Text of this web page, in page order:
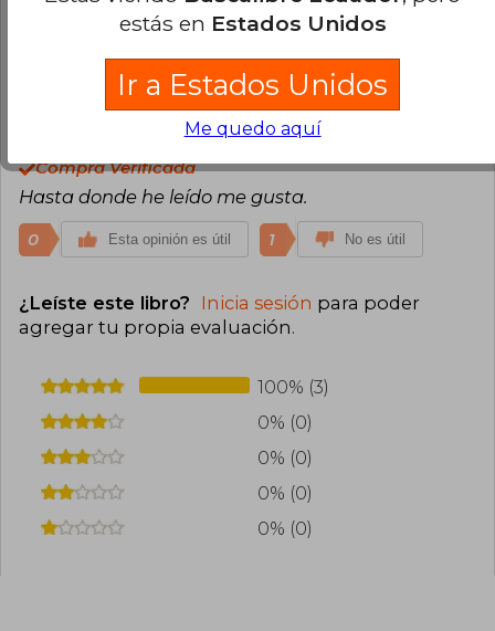
condition too. Very happy with the purchase
Esta opinión es útil 0 No es útil
Lunes 29 de Noviembre,
Compra Verificada
Hasta donde he leído me gusta.
0 Esta opinión es útil 1 No es útil
¿Leíste este libro? Inicia sesión para poder
agregar tu propia evaluación.
100% (3)
0% (0)
0% (0)
0% (0)
0% (0)
estás en Estados Unidos
Ir a Estados Unidos
Me quedo aquí